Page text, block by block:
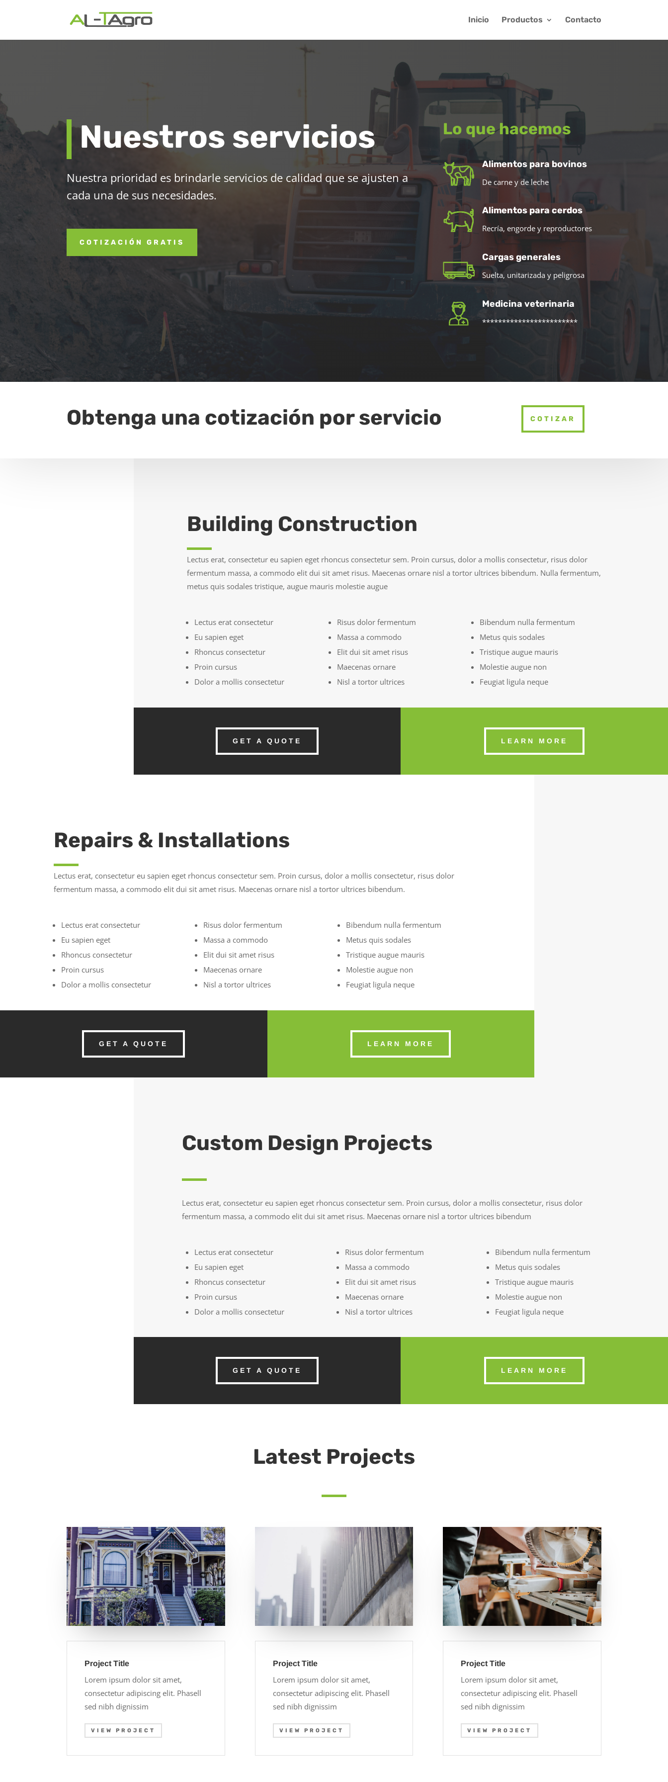
Inicio Productos Contacto
Nuestros servicios
Nuestra prioridad es brindarle servicios de calidad que se ajusten a
cada una de sus necesidades.
COTIZACIÓN GRATIS
Lo que hacemos
Alimentos para bovinos
De carne y de leche
Alimentos para cerdos
Recría, engorde y reproductores
Cargas generales
Suelta, unitarizada y peligrosa
Medicina veterinaria
************************
Obtenga una cotización por servicio COTIZAR
Building Construction
Lectus erat, consectetur eu sapien eget rhoncus consectetur sem. Proin cursus, dolor a mollis consectetur, risus dolor
fermentum massa, a commodo elit dui sit amet risus. Maecenas ornare nisl a tortor ultrices bibendum. Nulla fermentum,
metus quis sodales tristique, augue mauris molestie augue
Lectus erat consectetur
Eu sapien eget
Rhoncus consectetur
Proin cursus
Dolor a mollis consectetur
Risus dolor fermentum
Massa a commodo
Elit dui sit amet risus
Maecenas ornare
Nisl a tortor ultrices
Bibendum nulla fermentum
Metus quis sodales
Tristique augue mauris
Molestie augue non
Feugiat ligula neque
GET A QUOTE LEARN MORE
Repairs & Installations
Lectus erat, consectetur eu sapien eget rhoncus consectetur sem. Proin cursus, dolor a mollis consectetur, risus dolor
fermentum massa, a commodo elit dui sit amet risus. Maecenas ornare nisl a tortor ultrices bibendum.
Lectus erat consectetur
Eu sapien eget
Rhoncus consectetur
Proin cursus
Dolor a mollis consectetur
Risus dolor fermentum
Massa a commodo
Elit dui sit amet risus
Maecenas ornare
Nisl a tortor ultrices
Bibendum nulla fermentum
Metus quis sodales
Tristique augue mauris
Molestie augue non
Feugiat ligula neque
GET A QUOTE LEARN MORE
Custom Design Projects
Lectus erat, consectetur eu sapien eget rhoncus consectetur sem. Proin cursus, dolor a mollis consectetur, risus dolor
fermentum massa, a commodo elit dui sit amet risus. Maecenas ornare nisl a tortor ultrices bibendum
Lectus erat consectetur
Eu sapien eget
Rhoncus consectetur
Proin cursus
Dolor a mollis consectetur
Risus dolor fermentum
Massa a commodo
Elit dui sit amet risus
Maecenas ornare
Nisl a tortor ultrices
Bibendum nulla fermentum
Metus quis sodales
Tristique augue mauris
Molestie augue non
Feugiat ligula neque
GET A QUOTE LEARN MORE
Latest Projects
Project Title
Lorem ipsum dolor sit amet,
consectetur adipiscing elit. Phasell
sed nibh dignissim
VIEW PROJECT
Project Title
Lorem ipsum dolor sit amet,
consectetur adipiscing elit. Phasell
sed nibh dignissim
VIEW PROJECT
Project Title
Lorem ipsum dolor sit amet,
consectetur adipiscing elit. Phasell
sed nibh dignissim
VIEW PROJECT